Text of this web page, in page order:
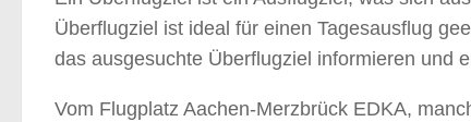
Überflugziel ist ideal für einen Tagesausflug
das ausgesuchte Überflugziel informieren und
Vom Flugplatz Aachen-Merzbrück EDKA,